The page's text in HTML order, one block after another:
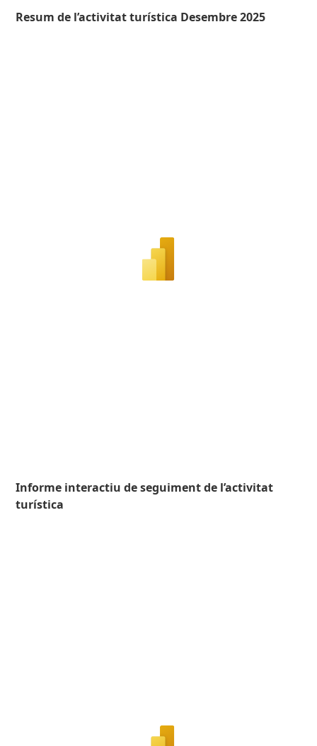
Resum de l’activitat turística Desembre 2025
Informe interactiu de seguiment de l’activitat
turística